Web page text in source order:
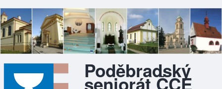
Poděbradský